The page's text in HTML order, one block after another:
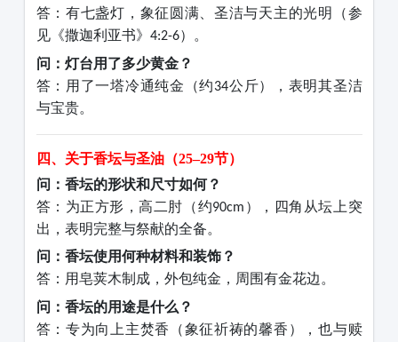
答：有七盏灯，象征圆满、圣洁与天主的光明（参
见《撒迦利亚书》 4:2-6）。
问：灯台用了多少黄金？
答：用了一塔冷通纯金（约34公斤），表明其圣洁
与宝贵。
四、关于香坛与圣油（25–29节）
问：香坛的形状和尺寸如何？
答：为正方形，高二肘（约90cm ），四角从坛上突
出，表明完整与祭献的全备。
问：香坛使用何种材料和装饰？
答：用皂荚木制成，外包纯金，周围有金花边。
问：香坛的用途是什么？
答：专为向上主焚香（象征祈祷的馨香），也与赎